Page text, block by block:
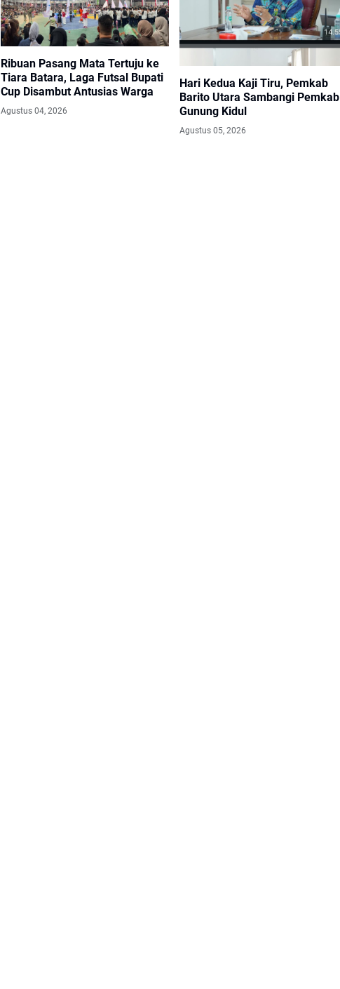
Ribuan Pasang Mata Tertuju ke
Tiara Batara, Laga Futsal Bupati
Cup Disambut Antusias Warga
Agustus 04, 2026
Hari Kedua Kaji Tiru, Pemkab
Barito Utara Sambangi Pemkab
Gunung Kidul
Agustus 05, 2026